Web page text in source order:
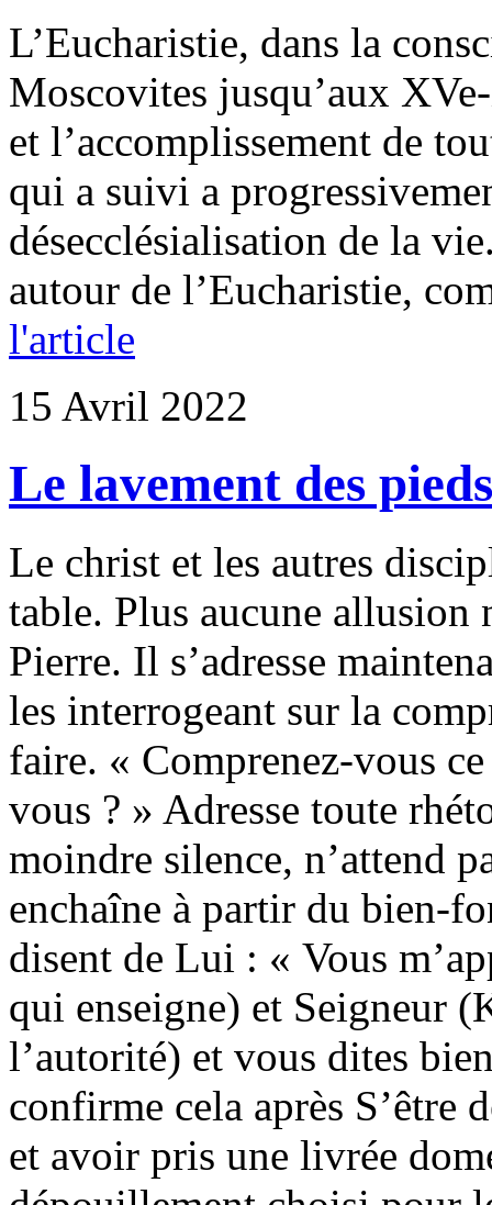
L’Eucharistie, dans la
Moscovites jusqu’aux
et l’accomplissement de
qui a suivi a
désecclésialisation de la
autour de l’Eucharistie,
l'article
15 Avril 2022
Le lavement des
Le christ et les autres
table. Plus aucune allusion
Pierre. Il s’adresse
les interrogeant sur la
faire. « Comprenez-vous
vous ? » Adresse toute
moindre silence, n’attend
enchaîne à partir du bien-
disent de Lui : « Vous
qui enseigne) et Seigneur
l’autorité) et vous dites
confirme cela après S’être
et avoir pris une livrée